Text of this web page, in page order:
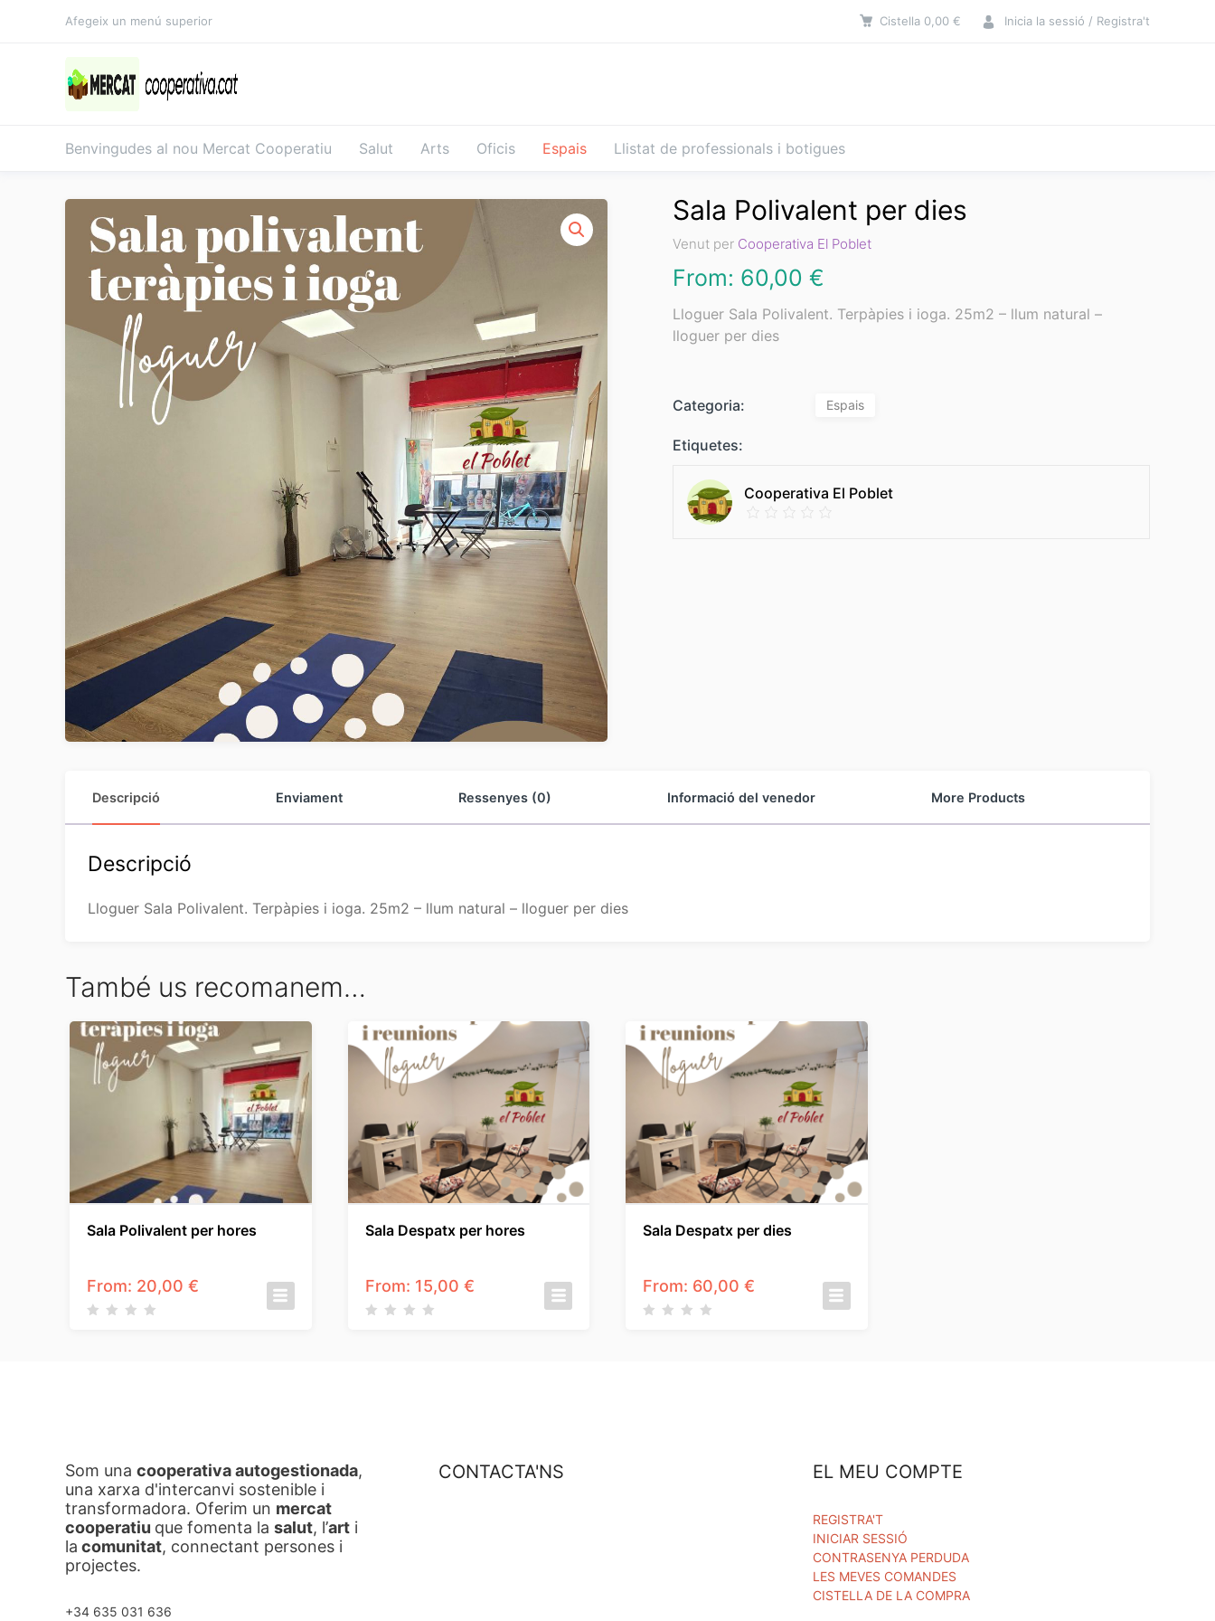
Afegeix un menú superior Cistella 0,00 € Inicia la sessió / Registra't
Benvingudes al nou Mercat Cooperatiu Salut Arts Oficis Espais Llistat de professionals i botigues
Sala Polivalent per dies
Venut per Cooperativa El Poblet
From: 60,00 €
Lloguer Sala Polivalent. Terpàpies i ioga. 25m2 – llum natural –
lloguer per dies
Categoria: Espais
Etiquetes:
Cooperativa El Poblet
Descripció Enviament Ressenyes (0) Informació del venedor More Products
Descripció
Lloguer Sala Polivalent. Terpàpies i ioga. 25m2 – llum natural – lloguer per dies
També us recomanem…
Sala Polivalent per hores
From: 20,00 €
Sala Despatx per hores
From: 15,00 €
Sala Despatx per dies
From: 60,00 €
Som una cooperativa autogestionada,
una xarxa d'intercanvi sostenible i
transformadora. Oferim un mercat
cooperatiu que fomenta la salut, l’art i
la comunitat, connectant persones i
projectes.
+34 635 031 636
CONTACTA'NS EL MEU COMPTE
REGISTRA'T
INICIAR SESSIÓ
CONTRASENYA PERDUDA
LES MEVES COMANDES
CISTELLA DE LA COMPRA